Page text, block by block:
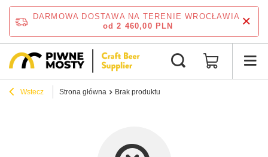
DARMOWA DOSTAWA NA TERENIE WROCŁAWIA
od 2 460,00 PLN
Wstecz Strona główna Brak produktu